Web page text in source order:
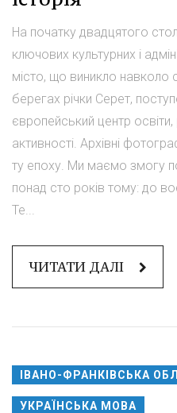
На початку двадцятого
ключових культурних і
місто, що виникло навколо
берегах річки Серет,
європейський центр
активності. Архівні
ту епоху. Ми маємо змогу
понад сто років тому: до
Те...
ЧИТАТИ ДАЛІ
ІВАНО-ФРАНКІВСЬКА
УКРАЇНСЬКА МОВА